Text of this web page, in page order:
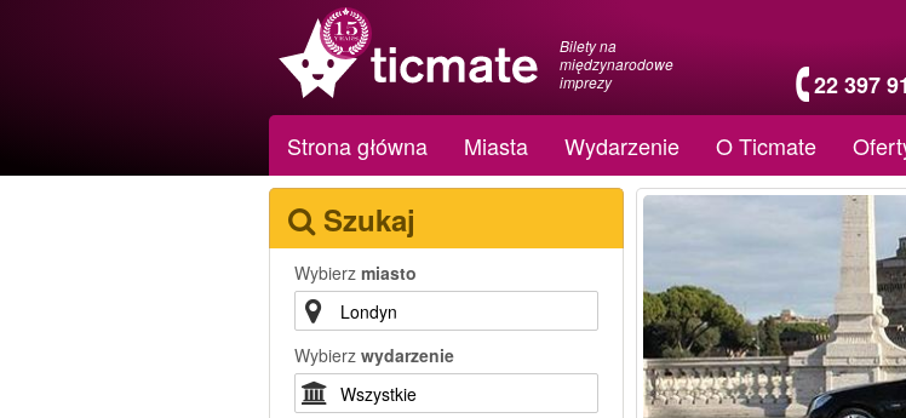
Bilety na
międzynarodowe
imprezy
22 397
Strona główna Miasta Wydarzenie O Ticmate
Szukaj
Wybierz miasto
Wybierz wydarzenie